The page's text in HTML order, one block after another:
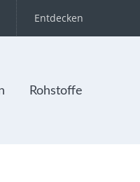
Entdecken
Rohstoffe